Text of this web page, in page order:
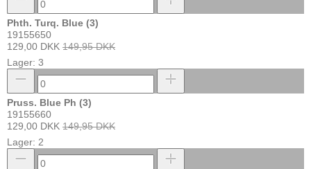
Phth. Turq. Blue (3)
19155650
129,00 DKK 149,95 DKK
Lager: 3
Pruss. Blue Ph (3)
19155660
129,00 DKK 149,95 DKK
Lager: 2